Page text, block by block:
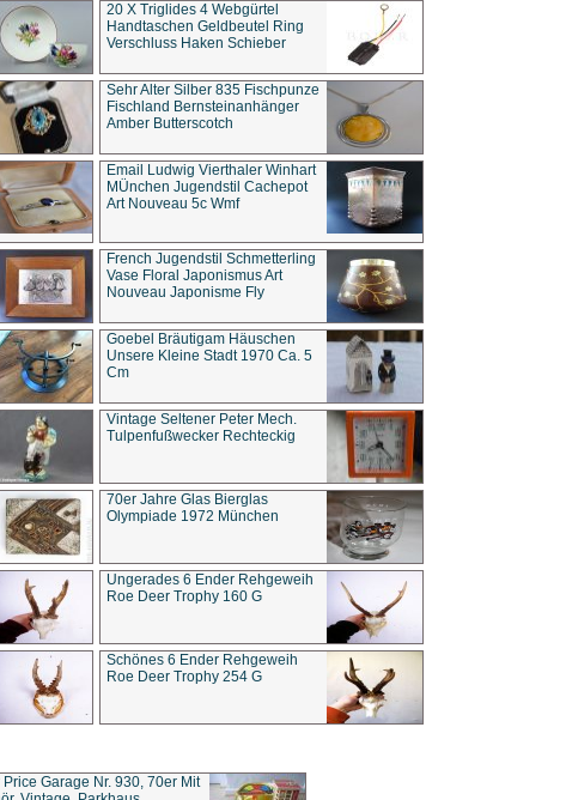
20 X Triglides 4 Webgürtel
Handtaschen Geldbeutel Ring
Verschluss Haken Schieber
Sehr Alter Silber 835 Fischpunze
Fischland Bernsteinanhänger
Amber Butterscotch
Email Ludwig Vierthaler Winhart
MÜnchen Jugendstil Cachepot
Art Nouveau 5c Wmf
French Jugendstil Schmetterling
Vase Floral Japonismus Art
Nouveau Japonisme Fly
Goebel Bräutigam Häuschen
Unsere Kleine Stadt 1970 Ca. 5
Cm
Vintage Seltener Peter Mech.
Tulpenfußwecker Rechteckig
70er Jahre Glas Bierglas
Olympiade 1972 München
Ungerades 6 Ender Rehgeweih
Roe Deer Trophy 160 G
Schönes 6 Ender Rehgeweih
Roe Deer Trophy 254 G
Price Garage Nr. 930, 70er Mit